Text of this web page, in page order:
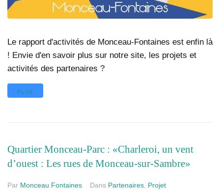
Le rapport d'activités de Monceau-Fontaines est enfin là
! Envie d'en savoir plus sur notre site, les projets et
activités des partenaires ?
PLUS
Quartier Monceau-Parc : «Charleroi, un vent
d’ouest : Les rues de Monceau-sur-Sambre»
Par Monceau Fontaines Dans Partenaires Projet